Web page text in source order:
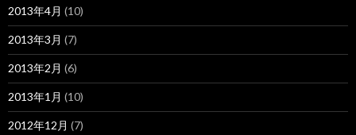
2013年4月 (10)
2013年3月 (7)
2013年2月 (6)
2013年1月 (10)
2012年12月 (7)